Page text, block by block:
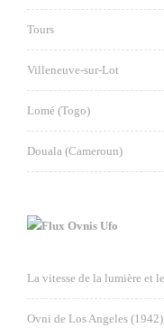
Tours
Villeneuve-sur-Lot
Lomé (Togo)
Douala (Cameroun)
Ovnis Ufo
La vitesse de la lumière et
Ovni de Los Angeles (1942)